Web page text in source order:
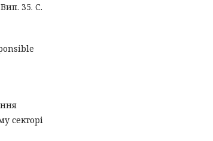
35. С.
секторі